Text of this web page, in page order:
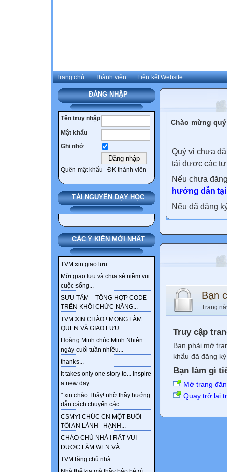
Trang chủ Thành viên Liên kết Website
ĐĂNG NHẬP
Tên truy nhập
Mật khẩu
Ghi nhớ
Quên mật khẩu ĐK thành viên
TÀI NGUYÊN DẠY HỌC
CÁC Ý KIẾN MỚI NHẤT
TVM xin giao lưu...
Mời giao lưu và chia sẻ niềm vui
cuộc sống...
SƯU TẦM _ TỔNG HỢP CODE
TRÊN KHỐI CHỨC NĂNG...
TVM XIN CHÀO ! MONG LÀM
QUEN VÀ GIAO LƯU...
Hoàng Minh chúc Minh Nhiên
ngày cuối tuần nhiều...
thanks...
It takes only one story to... Inspire
a new day...
" xin chào Thầy! nhờ thầy hướng
dẫn cách chuyển các...
CSMY! CHÚC CN MỘT BUỔI
TỐI AN LÀNH - HẠNH...
CHÀO CHỦ NHÀ ! RẤT VUI
ĐƯỢC LÀM WEN VÀ...
TVM tặng chủ nhà. ...
Chào mừng
Quý vị chưa
tải được các
Nếu chưa
hướng dẫn
Nếu đã đăng
Bạn
Trang
Truy cập
Bạn phải mở
khẩu đã đăng
Bạn làm gì
Mở trang
Quay trở lại